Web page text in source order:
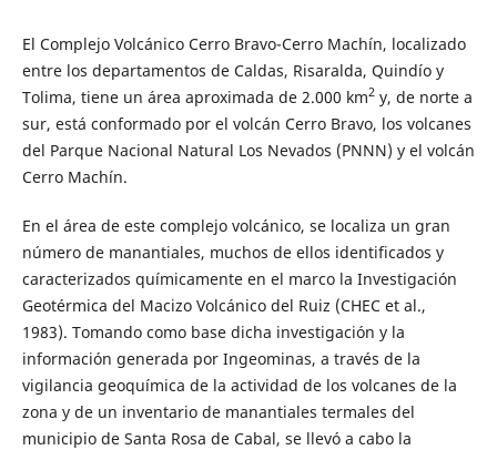
El Complejo Volcánico Cerro Bravo-Cerro Machín, localizado
entre los departamentos de Caldas, Risaralda, Quindío y
Tolima, tiene un área aproximada de 2.000 km2y, de norte a
sur, está conformado por el volcán Cerro Bravo, los volcanes
del Parque Nacional Natural Los Nevados (PNNN) y el volcán
Cerro Machín.
En el área de este complejo volcánico, se localiza un gran
número de manantiales, muchos de ellos identificados y
caracterizados químicamente en el marco la Investigación
Geotérmica del Macizo Volcánico del Ruiz (CHEC et al.,
1983). Tomando como base dicha investigación y la
información generada por Ingeominas, a través de la
vigilancia geoquímica de la actividad de los volcanes de la
zona y de un inventario de manantiales termales del
municipio de Santa Rosa de Cabal, se llevó a cabo la